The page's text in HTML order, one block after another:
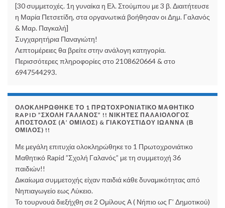
[30 συμμετοχές. 1η γυναίκα η Ελ. Στούμπου με 3 β. Διαιτήτευσε
η Μαρία Πετσετίδη, στα οργανωτικά βοήθησαν οι Δημ. Γαλανός
& Μαρ. Παγκαλή]
Συγχαρητήρια Παναγιώτη!
Λεπτομέρειες θα βρείτε στην ανάλογη κατηγορία.
Περισσότερες πληροφορίες στο 2108620664 & στο
6947544293.
ΟΛΟΚΛΗΡΏΘΗΚΕ ΤΟ 1 ΠΡΩΤΟΧΡΟΝΙΆΤΙΚΟ ΜΑΘΗΤΙΚΌ
RAPID ”ΣΧΟΛΉ ΓΑΛΑΝΌΣ” !! ΝΙΚΗΤΈΣ ΠΑΛΑΙΟΛΌΓΟΣ
ΑΠΌΣΤΟΛΟΣ (Α’ ΌΜΙΛΟΣ) & ΓΙΑΚΟΥΣΤΊΔΟΥ ΙΩΆΝΝΑ (Β
ΌΜΙΛΟΣ) !!
Με μεγάλη επιτυχία ολοκληρώθηκε το 1 Πρωτοχρονιάτικο
Μαθητικό Rapid ”Σχολή Γαλανός” με τη συμμετοχή 36
παιδιών!!
Δικαίωμα συμμετοχής είχαν παιδιά κάθε δυναμικότητας από
Νηπιαγωγείο εως Λύκειο.
Το τουρνουά διεξήχθη σε 2 Ομίλους Α ( Νήπιο ως Γ’ Δημοτικού)